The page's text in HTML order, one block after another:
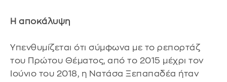
Η αποκάλυψη
Υπενθυμίζεται ότι σύμφωνα με το ρεπορτάζ
του Πρώτου Θέματος, από το 2015 μέχρι τον
Ιούνιο του 2018, η Νατάσα Ξεπαπαδέα ήταν